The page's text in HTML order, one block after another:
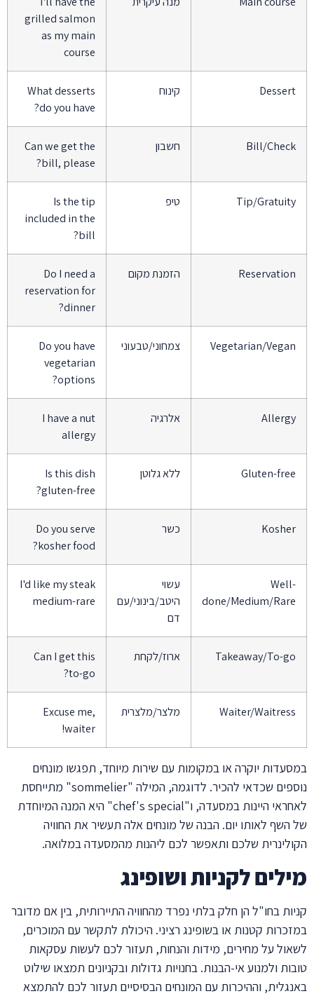
grilled salmon
as my main
course
קינוח
What desserts
do you have?
Bill/ חשבון
Can we get the
bill, please?
Tip/
Is the tip
included in the
הזמנת מקום
Do I need a
reservation for
dinner?
Vegetarian/ צמחוני/טבעוני
Do you have
vegetarian
options?
אלרגיה
I have a nut
allergy
Gluten- ללא גלוטן
Is this dish
gluten-free?
Do you serve
kosher food?
done/Medium/
היטב/בינוני/עם
I'd like my steak
medium-rare
Takeaway/To- ארוז/לקחת
Can I get this
to-go?
Waiter/ מלצר/מלצרית
Excuse me,
waiter!
יוקרה או במקומות עם שירות מיוחד, תפגשו מונחים
נוספים שכדאי להכיר. לדוגמה, המילה "sommelier" מתייחסת
לאחראי היינות במסעדה, ו"chef's special" היא המנה המיוחדת
לאותו יום. הבנה של מונחים אלה תעשיר את החוויה
שלכם ותאפשר לכם ליהנות מהמסעדה במלואה.
לקניות ושופינג
בחו"ל הן חלק בלתי נפרד מהחוויה התיירותית, בין אם מדובר
קטנות או בשופינג רציני. היכולת לתקשר עם המוכרים,
על מחירים, מידות והנחות, תעזור לכם לעשות עסקאות
ולמנוע אי-הבנות. בחנויות גדולות ובקניונים תמצאו שילוט
וההיכרות עם המונחים הבסיסיים תעזור לכם להתמצא